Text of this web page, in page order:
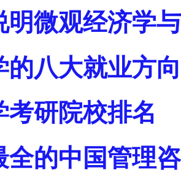
明微观经济学
的八大就业方
考研院校排名
全的中国管理